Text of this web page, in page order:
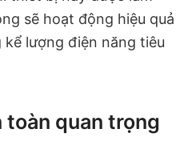
sẽ hoạt động hiệu quả
lượng điện năng tiêu
quan trọng